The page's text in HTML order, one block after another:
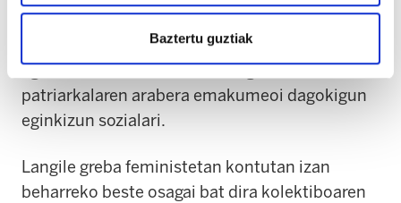
Baztertu guztiak
etxeen kasuan). Emakume hauek, gainera,
bekaturik larrienetakoa ari dira egiten: “uko”
egiten diote zaintzeari, hots, agindu
patriarkalaren arabera emakumeoi dagokigun
eginkizun sozialari.
Langile greba feministetan kontutan izan
beharreko beste osagai bat dira kolektiboaren